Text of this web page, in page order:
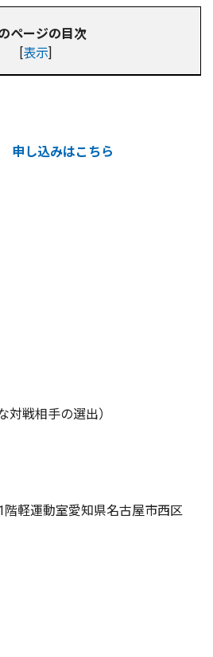
ページの目次
[表示]
申し込みはこちら
対戦相手の選出）
軽運動室愛知県名古屋市西区